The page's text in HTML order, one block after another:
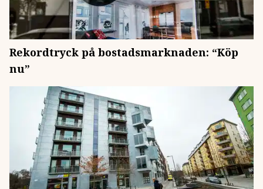
Rekordtryck på bostadsmarknaden: “Köp
nu”